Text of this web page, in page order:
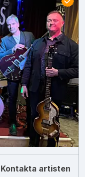
Kontakta artisten